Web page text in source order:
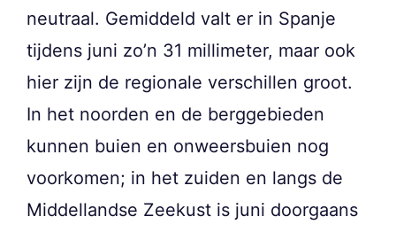
neutraal. Gemiddeld valt er in Spanje
tijdens juni zo’n 31 millimeter, maar ook
hier zijn de regionale verschillen groot.
In het noorden en de berggebieden
kunnen buien en onweersbuien nog
voorkomen; in het zuiden en langs de
Middellandse Zeekust is juni doorgaans